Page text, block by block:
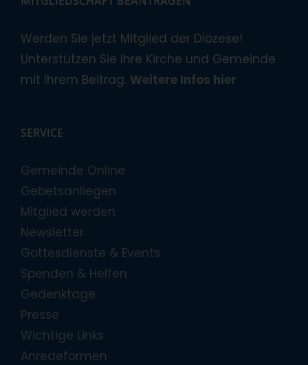
Werden Sie jetzt Mitglied der Diözese!
Unterstützen Sie Ihre Kirche und Gemeinde
mit Ihrem Beitrag. Weitere Infos hier
SERVICE
Gemeinde Online
Gebetsanliegen
Mitglied werden
Newsletter
Gottesdienste & Events
Spenden & Helfen
Gedenktage
Presse
Wichtige Links
Anredeformen